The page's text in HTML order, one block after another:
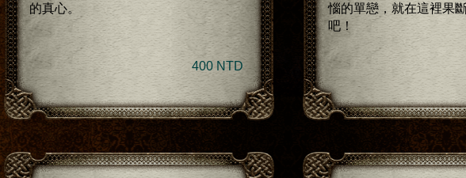
的真心。
400 NTD
惱的單戀，就在這裡果
吧！